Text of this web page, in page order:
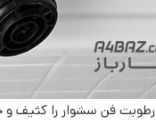
رطوبت فن سشوار را کثیف و